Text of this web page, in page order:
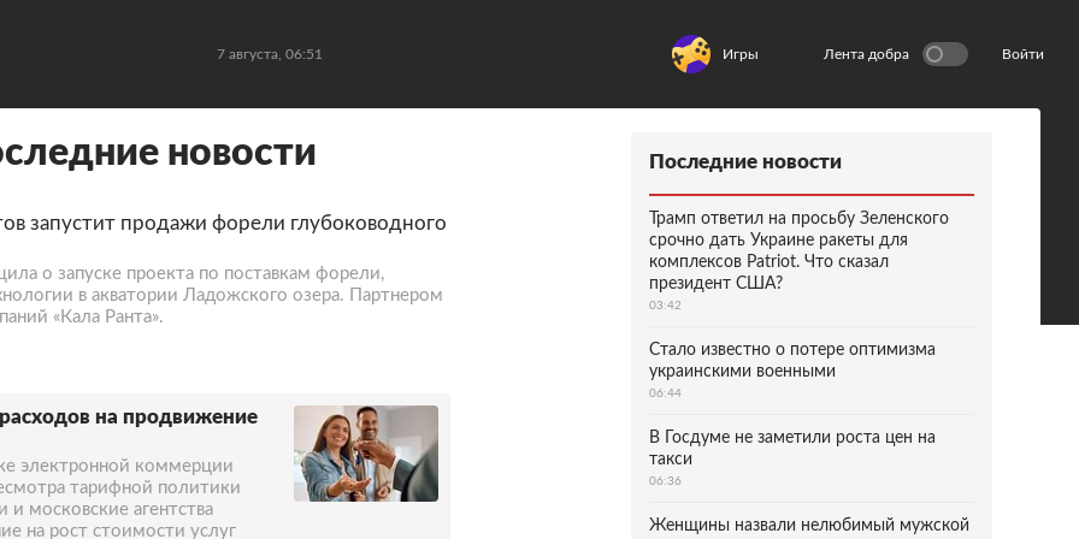
7 августа, 06:51 Игры Лента добра Войти
новости
запустит продажи форели глубоководного
о запуске проекта по поставкам форели,
в акватории Ладожского озера. Партнером
«Кала Ранта».
на продвижение
электронной коммерции
тарифной политики
московские агентства
на рост стоимости услуг
Последние новости
Трамп ответил на просьбу Зеленского
срочно дать Украине ракеты для
комплексов Patriot. Что сказал
президент США?
03:42
Стало известно о потере оптимизма
украинскими военными
06:44
В Госдуме не заметили роста цен на
такси
06:36
Женщины назвали нелюбимый мужской